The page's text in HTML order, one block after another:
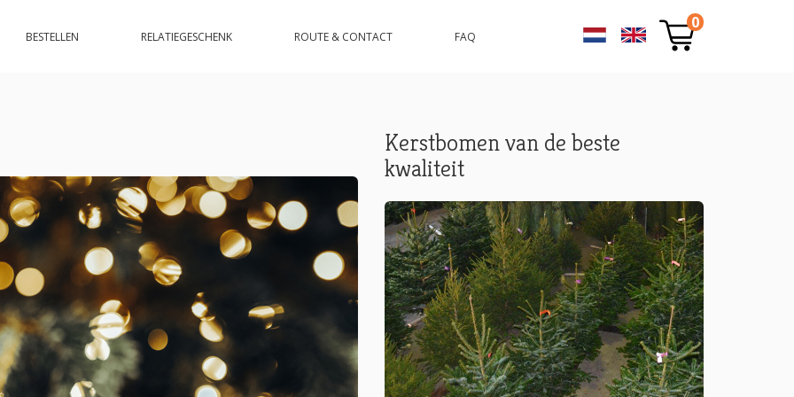
BESTELLEN RELATIEGESCHENK ROUTE & CONTACT FAQ
0
Kerstbomen van de beste
kwaliteit